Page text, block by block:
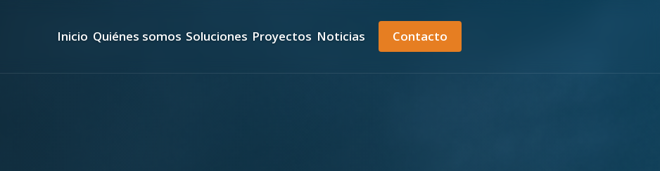
Inicio Quiénes somos Soluciones Proyectos Noticias Contacto